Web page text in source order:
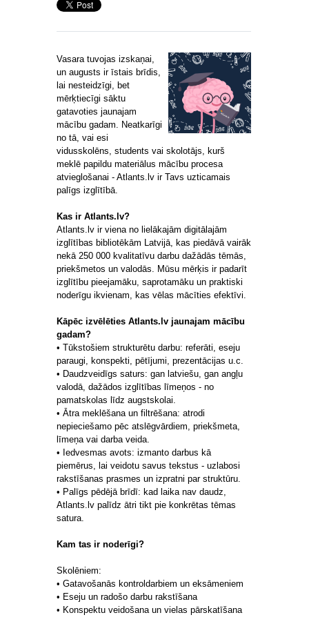
Vasara tuvojas izskaņai,
un augusts ir īstais brīdis,
lai nesteidzīgi, bet
mērķtiecīgi sāktu
gatavoties jaunajam
mācību gadam. Neatkarīgi
no tā, vai esi
vidusskolēns, students vai skolotājs, kurš
meklē papildu materiālus mācību procesa
atvieglošanai - Atlants.lv ir Tavs uzticamais
palīgs izglītībā.
Kas ir Atlants.lv?
Atlants.lv ir viena no lielākajām digitālajām
izglītības bibliotēkām Latvijā, kas piedāvā vairāk
nekā 250 000 kvalitatīvu darbu dažādās tēmās,
priekšmetos un valodās. Mūsu mērķis ir padarīt
izglītību pieejamāku, saprotamāku un praktiski
noderīgu ikvienam, kas vēlas mācīties efektīvi.
Kāpēc izvēlēties Atlants.lv jaunajam mācību
gadam?
• Tūkstošiem strukturētu darbu: referāti, eseju
paraugi, konspekti, pētījumi, prezentācijas u.c.
• Daudzveidīgs saturs: gan latviešu, gan angļu
valodā, dažādos izglītības līmeņos - no
pamatskolas līdz augstskolai.
• Ātra meklēšana un filtrēšana: atrodi
nepieciešamo pēc atslēgvārdiem, priekšmeta,
līmeņa vai darba veida.
• Iedvesmas avots: izmanto darbus kā
piemērus, lai veidotu savus tekstus - uzlabosi
rakstīšanas prasmes un izpratni par struktūru.
• Palīgs pēdējā brīdī: kad laika nav daudz,
Atlants.lv palīdz ātri tikt pie konkrētas tēmas
satura.
Kam tas ir noderīgi?
Skolēniem:
• Gatavošanās kontroldarbiem un eksāmeniem
• Eseju un radošo darbu rakstīšana
• Konspektu veidošana un vielas pārskatīšana